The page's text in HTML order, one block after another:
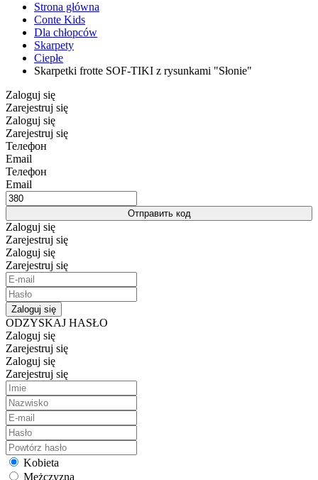
Strona główna
Conte Kids
Dla chłopców
Skarpety
Ciepłe
Skarpetki frotte SOF-TIKI z rysunkami "Słonie"
Zaloguj się
Zarejestruj się
Zaloguj się
Zarejestruj się
Телефон
Email
Телефон
Email
Отправить код
Zaloguj się
Zarejestruj się
Zaloguj się
Zarejestruj się
Zaloguj się
ODZYSKAJ HASŁO
Zaloguj się
Zarejestruj się
Zaloguj się
Zarejestruj się
Kobieta
Mężczyzna